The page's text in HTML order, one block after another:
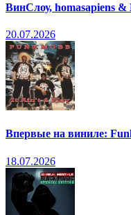
ВинСлоу, homasapiens
20.07.2026
Впервые на виниле:
18.07.2026